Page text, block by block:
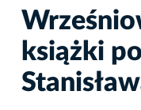
książki